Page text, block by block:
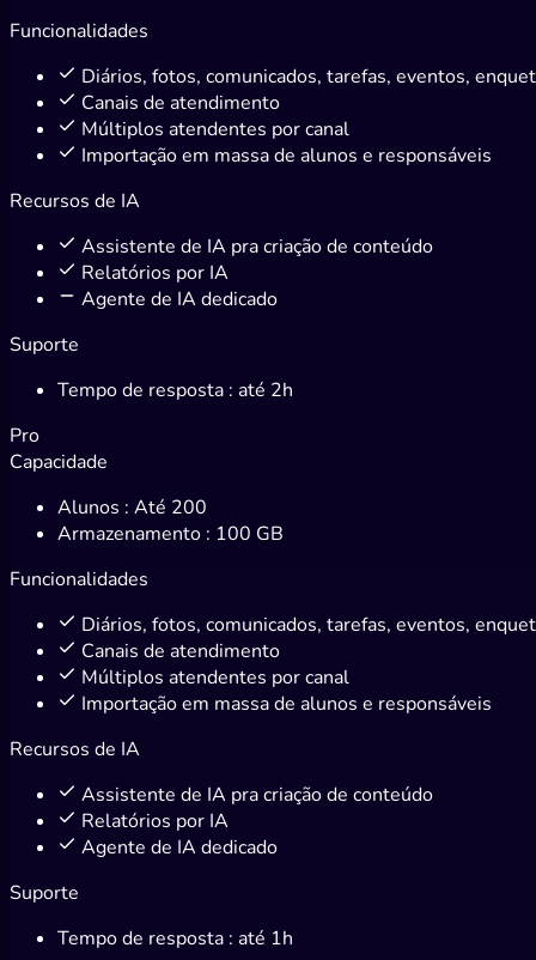
Funcionalidades
Diários, fotos, comunicados, tarefas, eventos,
Canais de atendimento
Múltiplos atendentes por canal
Importação em massa de alunos e responsáveis
Recursos de IA
Assistente de IA pra criação de conteúdo
Relatórios por IA
Agente de IA dedicado
Suporte
Tempo de resposta : até 2h
Pro
Capacidade
Alunos : Até 200
Armazenamento : 100 GB
Funcionalidades
Diários, fotos, comunicados, tarefas, eventos,
Canais de atendimento
Múltiplos atendentes por canal
Importação em massa de alunos e responsáveis
Recursos de IA
Assistente de IA pra criação de conteúdo
Relatórios por IA
Agente de IA dedicado
Suporte
Tempo de resposta : até 1h